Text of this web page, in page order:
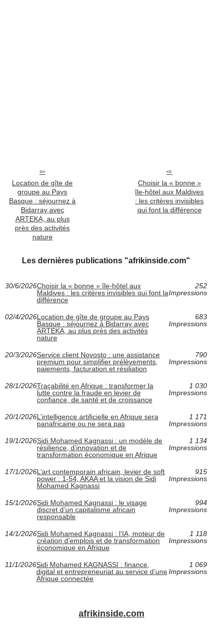
Location de gîte de
groupe au Pays
Basque : séjournez à
Bidarray avec
ARTEKA, au plus
près des activités
nature
Choisir la « bonne »
île-hôtel aux Maldives
: les critères invisibles
qui font la différence
Les dernières publications "afrikinside.com"
30/6/2026Choisir la « bonne » île-hôtel aux
Maldives : les critères invisibles qui font la
différence
252
Impressions
02/4/2026Location de gîte de groupe au Pays
Basque : séjournez à Bidarray avec
ARTEKA, au plus près des activités
nature
683
Impressions
20/3/2026Service client Novosto : une assistance
premium pour simplifier prélèvements,
paiements, facturation et résiliation
790
Impressions
28/1/2026Traçabilité en Afrique : transformer la
lutte contre la fraude en levier de
confiance, de santé et de croissance
1 030
Impressions
20/1/2026L’intelligence artificielle en Afrique sera
panafricaine ou ne sera pas
1 171
Impressions
19/1/2026Sidi Mohamed Kagnassi : un modèle de
résilience, d’innovation et de
transformation économique en Afrique
1 134
Impressions
17/1/2026L’art contemporain africain, levier de soft
power : 1-54, AKAA et la vision de Sidi
Mohamed Kagnassi
915
Impressions
15/1/2026Sidi Mohamed Kagnassi : le visage
discret d’un capitalisme africain
responsable
994
Impressions
14/1/2026Sidi Mohamed Kagnassi : l’IA, moteur de
création d’emplois et de transformation
économique en Afrique
1 118
Impressions
11/1/2026Sidi Mohamed KAGNASSI : finance,
digital et entrepreneuriat au service d’une
Afrique connectée
1 069
Impressions
afrikinside.com